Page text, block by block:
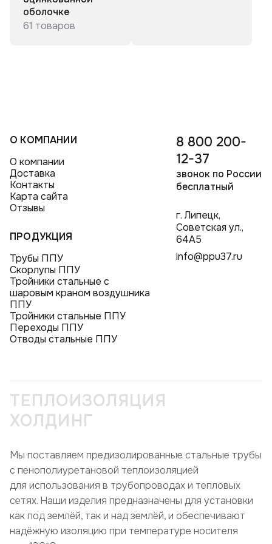
Отводы стальные ППУ
оболочке
61 товаров
О КОМПАНИИ
О компании
Доставка
Контакты
Карта сайта
Отзывы
ПРОДУКЦИЯ
Трубы ППУ
Скорлупы ППУ
Тройники стальные с
шаровым краном воздушника
ППУ
Тройники стальные ППУ
Переходы ППУ
Отводы стальные ППУ
8 800 200-
12-37
звонок по России
бесплатный
г. Липецк,
Советская ул.,
64А5
info@ppu37.ru
ТЕПЛОИЗОЛЯЦИЯ
ХОЛДИНГ
Мы поставляем предизолированные стальные трубы
с пенополиуретановой теплоизоляцией
для использования в трубопроводах и тепловых
сетях. Наши изделия предназначены для установки
как под землёй, так и над землёй, и обеспечивают
надёжную изоляцию при температуре носителя